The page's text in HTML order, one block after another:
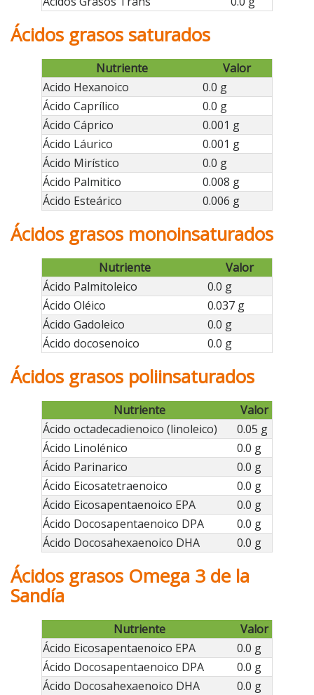
Ácidos grasos saturados
Nutriente
Valor
Acido Hexanoico
0.0 g
Ácido Caprílico
0.0 g
Ácido Cáprico
0.001 g
Ácido Láurico
0.001 g
Ácido Mirístico
0.0 g
Ácido Palmitico
0.008 g
Ácido Esteárico
0.006 g
Ácidos grasos monoinsaturados
Nutriente
Valor
Ácido Palmitoleico
0.0 g
Ácido Oléico
0.037 g
Ácido Gadoleico
0.0 g
Ácido docosenoico
0.0 g
Ácidos grasos poliinsaturados
Nutriente
Valor
Ácido octadecadienoico (linoleico)
0.05 g
Ácido Linolénico
0.0 g
Ácido Parinarico
0.0 g
Ácido Eicosatetraenoico
0.0 g
Ácido Eicosapentaenoico EPA
0.0 g
Ácido Docosapentaenoico DPA
0.0 g
Ácido Docosahexaenoico DHA
0.0 g
Ácidos grasos Omega 3 de la
Sandía
Nutriente
Valor
Ácido Eicosapentaenoico EPA
0.0 g
Ácido Docosapentaenoico DPA
0.0 g
Ácido Docosahexaenoico DHA
0.0 g